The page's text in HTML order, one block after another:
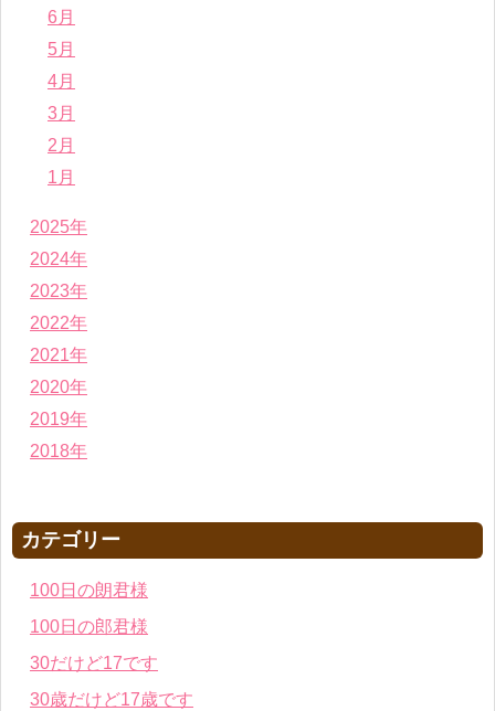
6月
5月
4月
3月
2月
1月
2025年
2024年
2023年
2022年
2021年
2020年
2019年
2018年
カテゴリー
100日の朗君様
100日の郎君様
30だけど17です
30歳だけど17歳です